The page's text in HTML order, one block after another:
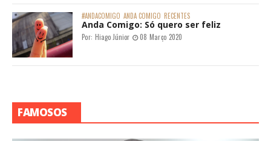
#ANDACOMIGO ANDA COMIGO RECENTES
Anda Comigo: Só quero ser feliz
Por: Hiago Júnior 08 Março 2020
FAMOSOS